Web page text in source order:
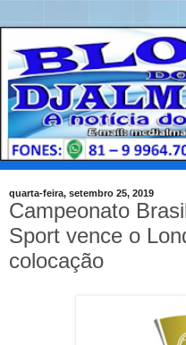
quarta-feira, setembro 25, 2019
Campeonato
Sport vence o
colocação